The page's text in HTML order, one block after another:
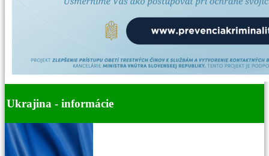
Ukrajina - informácie